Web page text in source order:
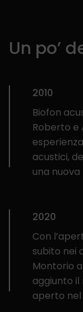
Un po’
2010
Biofon
Roberto e
acustici,
una
2020
Con
subito nei
Montorio
aggiunto
aperto nel